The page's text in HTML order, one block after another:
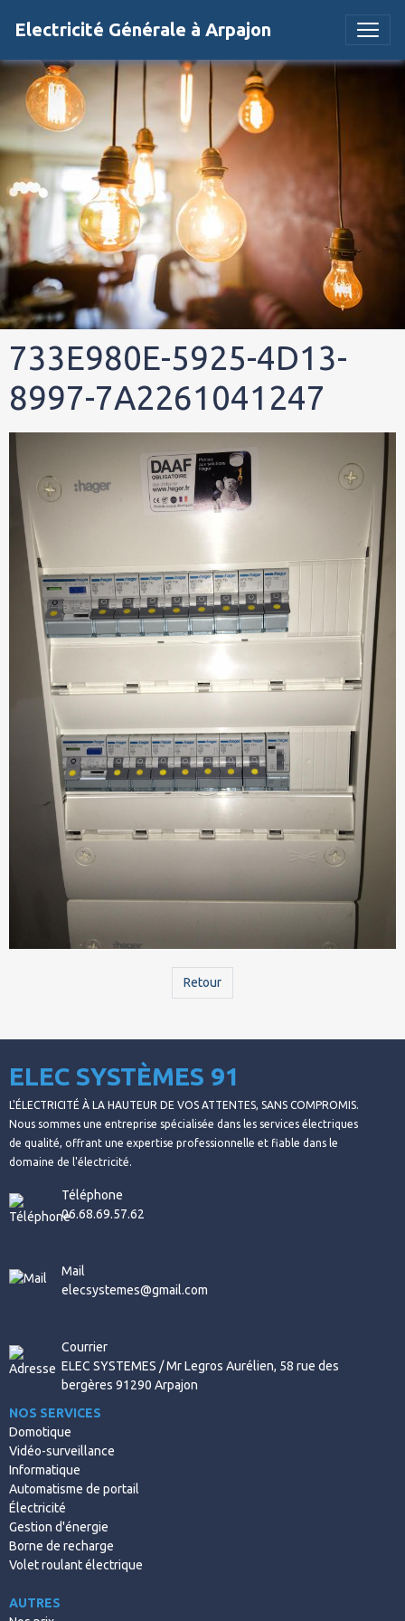
Electricité Générale à Arpajon
733E980E-5925-4D13-
8997-7A2261041247
Retour
ELEC SYSTÈMES 91
L'ÉLECTRICITÉ À LA HAUTEUR DE VOS ATTENTES, SANS COMPROMIS.
Nous sommes une entreprise spécialisée dans les services électriques
de qualité, offrant une expertise professionnelle et fiable dans le
domaine de l'électricité.
Téléphone
06.68.69.57.62
Mail
elecsystemes@gmail.com
Courrier
ELEC SYSTEMES / Mr Legros Aurélien, 58 rue des
bergères 91290 Arpajon
NOS SERVICES
Domotique
Vidéo-surveillance
Informatique
Automatisme de portail
Électricité
Gestion d'énergie
Borne de recharge
Volet roulant électrique
AUTRES